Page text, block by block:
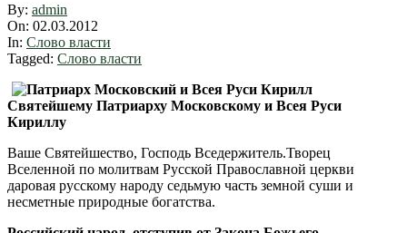
By: admin
On: 02.03.2012
In: Слово власти
Tagged: Слово власти
Святейшему Патриарху Московскому и Всея Руси
Кириллу
Ваше Святейшество, Господь Вседержитель.Творец
Вселенной по молитвам Русской Православной церкви
даровая русскому народу седьмую часть земной суши и
несметные природные богатства.